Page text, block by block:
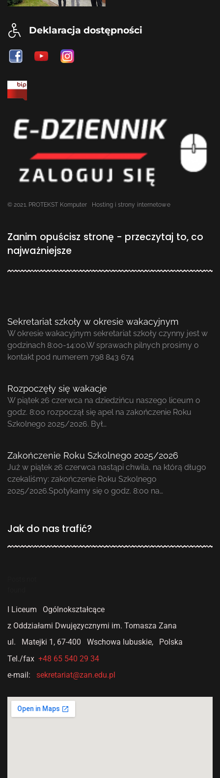
Deklaracja dostępności
© 2021. PROTEKST Komputer Hosting i strony internetowe
Zanim opuścisz stronę - przeczytaj to, co
najważniejsze
Sekretariat szkoły w okresie wakacyjnym
W okresie wakacyjnym sekretariat szkoły czynny jest w
godzinach 8:00-14:00.W sprawach pilnych prosimy o
kontakt pod numerem 798 843 674
Rozpoczęły się wakacje
W piątek 26 czerwca na dziedzińcu naszego liceum o
godz. 8:00 rozpoczął się apel na zakończenie Roku
Szkolnego 2025/2026. Był…
Zakończenie Roku Szkolnego 2025/2026
Już w piątek 26 czerwca nastąpi chwila, na którą długo
czekaliśmy: zakończenie Roku Szkolnego
2025/2026.Spotykamy się o godz. 8:00 na…
Jak do nas trafić?
I Liceum Ogólnokształcące
z Oddziałami Dwujęzycznymi im. Tomasza Zana
ul. Matejki 1, 67-400 Wschowa lubuskie, Polska
Tel./fax +48 65 540 29 34
e-mail: sekretariat@zan.edu.pl